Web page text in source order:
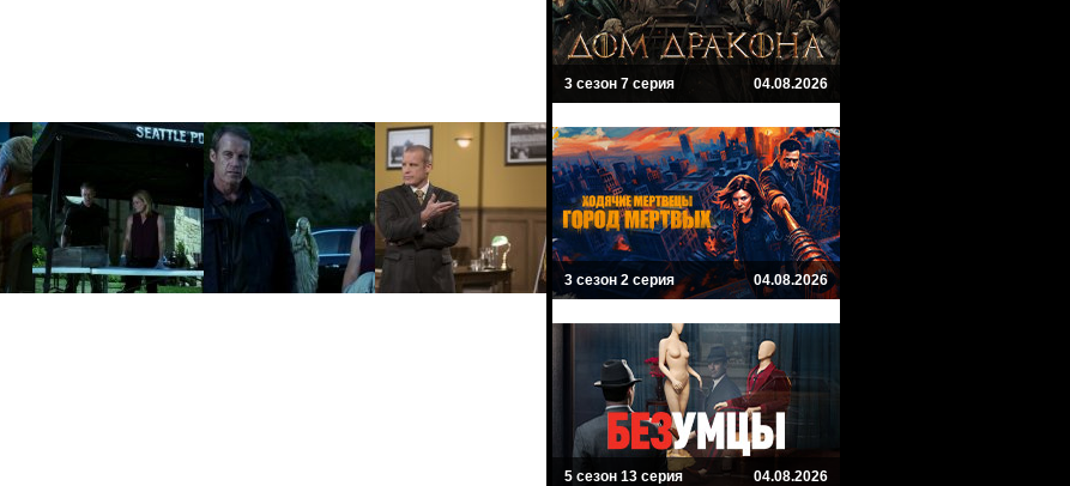
3 сезон 7 серия 04.08.2026
3 сезон 2 серия 04.08.2026
5 сезон 13 серия 04.08.2026